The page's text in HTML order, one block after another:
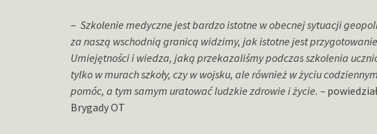
– Szkolenie medyczne jest bardzo istotne w obecnej sytuacji
za naszą wschodnią granicą widzimy, jak istotne jest
Umiejętności i wiedza, jaką przekazaliśmy podczas szkolenia
tylko w murach szkoły, czy w wojsku, ale również w życiu
pomóc, a tym samym uratować ludzkie zdrowie i życie. –
Brygady OT